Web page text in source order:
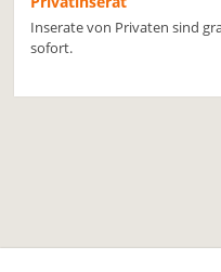
Inserate von Privaten sind
sofort.